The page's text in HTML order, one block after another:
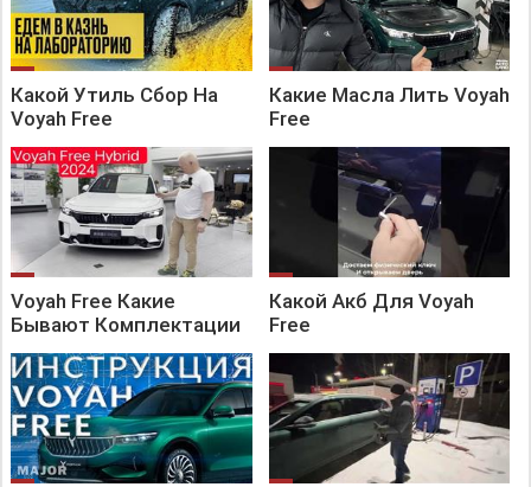
Какой Утиль Сбор На
Voyah Free
Какие Масла Лить Voyah
Free
Voyah Free Какие
Бывают Комплектации
Какой Акб Для Voyah
Free